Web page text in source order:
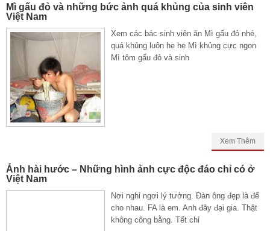
Mì gấu đỏ và những bức ảnh quá khủng của sinh viên
Việt Nam
Xem các bác sinh viên ăn Mì gấu đỏ nhé,
quá khủng luôn he he Mì khủng cực ngon
Mì tôm gấu đỏ và sinh
Xem Thêm
Ảnh hài hước – Những hình ảnh cực độc đáo chỉ có ở
Việt Nam
Nơi nghỉ ngơi lý tưởng. Đàn ông đẹp là để
cho nhau. FA là em. Anh đây đại gia. Thật
không công bằng. Tết chỉ